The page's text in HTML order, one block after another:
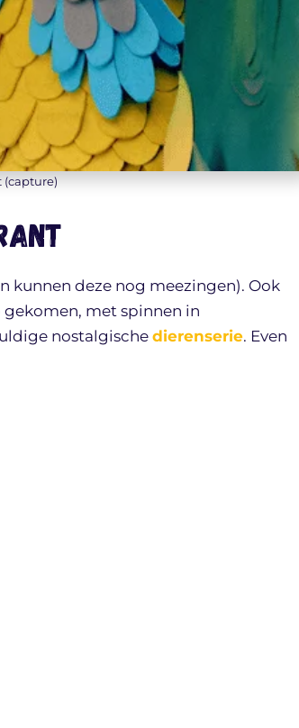
(capture)
kunnen deze nog meezingen). Ook
met spinnen in
nostalgischedierenserie. Even